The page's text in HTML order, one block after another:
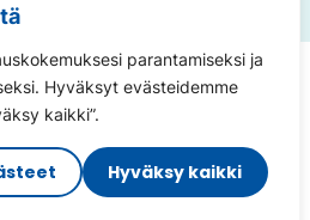
parantamiseksi ja
Hyväksyt evästeidemme
kaikki”.
Hyväksy kaikki